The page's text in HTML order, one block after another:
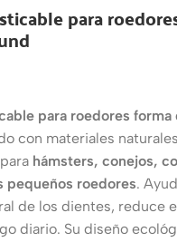
para
para roedores forma
con materiales
hámsters, conejos,
pequeños roedores.
de los dientes, reduce
diario. Su diseño